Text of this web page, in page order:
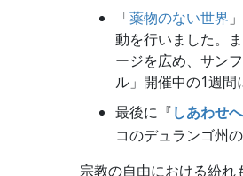
「薬物のない世界
動を行いました。
ージを広め、サン
ル」開催中の1週間
最後に『しあわせ
コのデュランゴ州
宗教の自由における紛れ